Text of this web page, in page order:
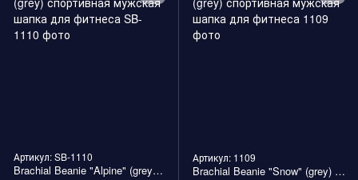
Артикул: SB-1110
Brachial Beanie "Alpine" (grey) спортивная мужская шапка для фитнеса
Артикул: 1109
Brachial Beanie "Snow" (grey) спортивная мужская шапка для фитнеса